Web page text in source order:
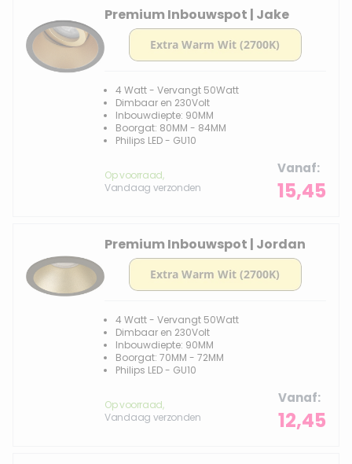
nodig: reken op minimaal 90 mm. Gebruik de filters om
direct te zoeken, of lees hieronder wat een verdiepte
spot technisch vraagt en wanneer het de moeite
Premium Inbouwspot | Jake
4 Watt - Vervangt 50Watt
Dimbaar en 230Volt
Inbouwdiepte: 90MM
Boorgat: 80MM - 84MM
Philips LED - GU10
Op voorraad,
Vandaag verzonden
Vanaf
15,45
Premium Inbouwspot | Jordan
4 Watt - Vervangt 50Watt
Dimbaar en 230Volt
Inbouwdiepte: 90MM
Boorgat: 70MM - 72MM
Philips LED - GU10
Op voorraad,
Vandaag verzonden
Vanaf
12,45